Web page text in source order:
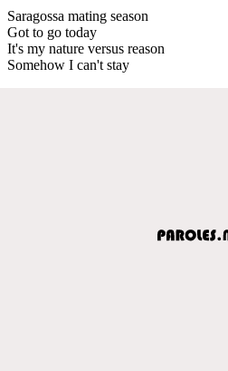
Saragossa mating season
Got to go today
It's my nature versus reason
Somehow I can't stay